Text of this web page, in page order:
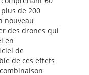
de 200
nouveau
des drones qui
en
de
de ces effets